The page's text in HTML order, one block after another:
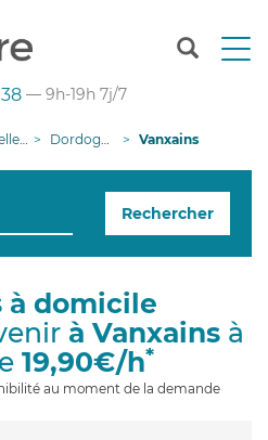
T
n
g
i
— 9h-19h 7j/7
Dordogne Vanxains
Rechercher
à domicile
à Vanxainsà
19,90€/h*
au moment de la demande